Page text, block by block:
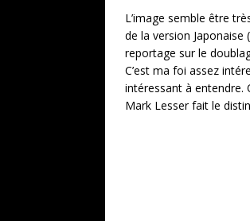
L’image semble être
de la version
reportage sur le
C’est ma foi assez
intéressant à entendre.
Mark Lesser fait le